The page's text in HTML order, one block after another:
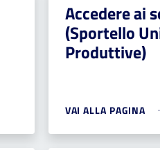
Accedere ai
(Sportello
Produttive)
VAI ALLA PAGINA